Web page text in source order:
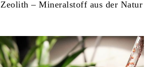
– Mineralstoff aus der Natur